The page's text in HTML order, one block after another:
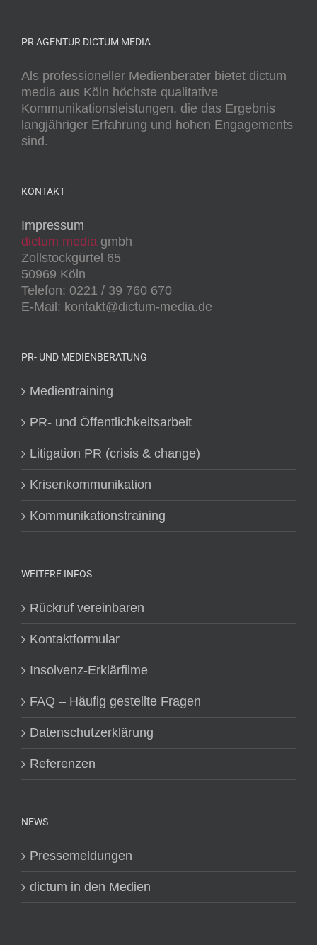
PR AGENTUR DICTUM MEDIA
Als professioneller Medienberater bietet dictum
media aus Köln höchste qualitative
Kommunikationsleistungen, die das Ergebnis
langjähriger Erfahrung und hohen Engagements
sind.
KONTAKT
Impressum
dictum media gmbh
Zollstockgürtel 65
50969 Köln
Telefon: 0221 / 39 760 670
E-Mail: kontakt@dictum-media.de
PR- UND MEDIENBERATUNG
Medientraining
PR- und Öffentlichkeitsarbeit
Litigation PR (crisis & change)
Krisenkommunikation
Kommunikationstraining
WEITERE INFOS
Rückruf vereinbaren
Kontaktformular
Insolvenz-Erklärfilme
FAQ – Häufig gestellte Fragen
Datenschutzerklärung
Referenzen
NEWS
Pressemeldungen
dictum in den Medien